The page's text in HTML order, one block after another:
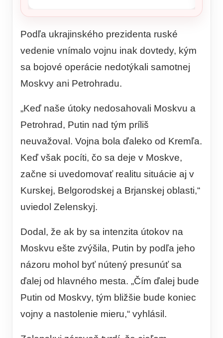
Podľa ukrajinského prezidenta ruské
vedenie vnímalo vojnu inak dovtedy, kým
sa bojové operácie nedotýkali samotnej
Moskvy ani Petrohradu.
„Keď naše útoky nedosahovali Moskvu a
Petrohrad, Putin nad tým príliš
neuvažoval. Vojna bola ďaleko od Kremľa.
Keď však pocíti, čo sa deje v Moskve,
začne si uvedomovať realitu situácie aj v
Kurskej, Belgorodskej a Brjanskej oblasti,“
uviedol Zelenskyj.
Dodal, že ak by sa intenzita útokov na
Moskvu ešte zvýšila, Putin by podľa jeho
názoru mohol byť nútený presunúť sa
ďalej od hlavného mesta. „Čím ďalej bude
Putin od Moskvy, tým bližšie bude koniec
vojny a nastolenie mieru,“ vyhlásil.